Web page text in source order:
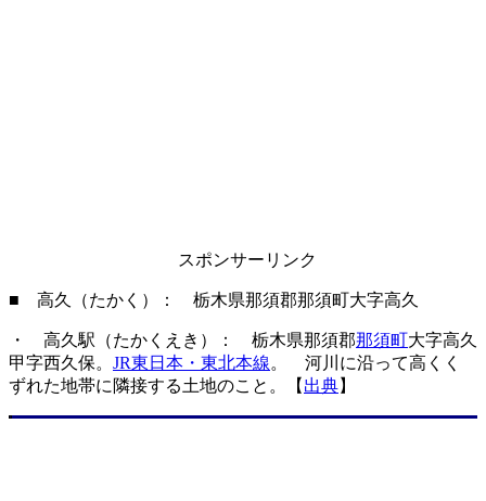
スポンサーリンク
■ 高久（たかく）： 栃木県那須郡那須町大字高久
・ 高久駅（たかくえき）： 栃木県那須郡那須町大字高久
甲字西久保。 JR東日本・東北本線。 河川に沿って高くく
ずれた地帯に隣接する土地のこと。【 出典】